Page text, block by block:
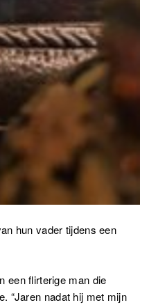
hun vader tijdens een
een flirterige man die
“Jaren nadat hij met mijn